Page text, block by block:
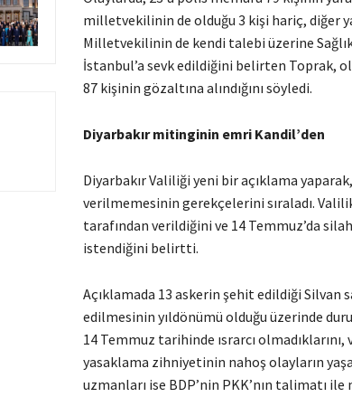
milletvekilinin de olduğu 3 kişi hariç, diğer
Milletvekilinin de kendi talebi üzerine Sağlık
İstanbul’a sevk edildiğini belirten Toprak,
87 kişinin gözaltına alındığını söyledi.
Diyarbakır mitinginin emri Kandil’den
Diyarbakır Valiliği yeni bir açıklama
verilmemesinin gerekçelerini sıraladı.
tarafından verildiğini ve 14 Temmuz’da
istendiğini belirtti.
Açıklamada 13 askerin şehit edildiği Silvan
edilmesinin yıldönümü olduğu üzerinde
14 Temmuz tarihinde ısrarcı
yasaklama zihniyetinin nahoş olayların
uzmanları ise BDP’nin PKK’nın talimatı